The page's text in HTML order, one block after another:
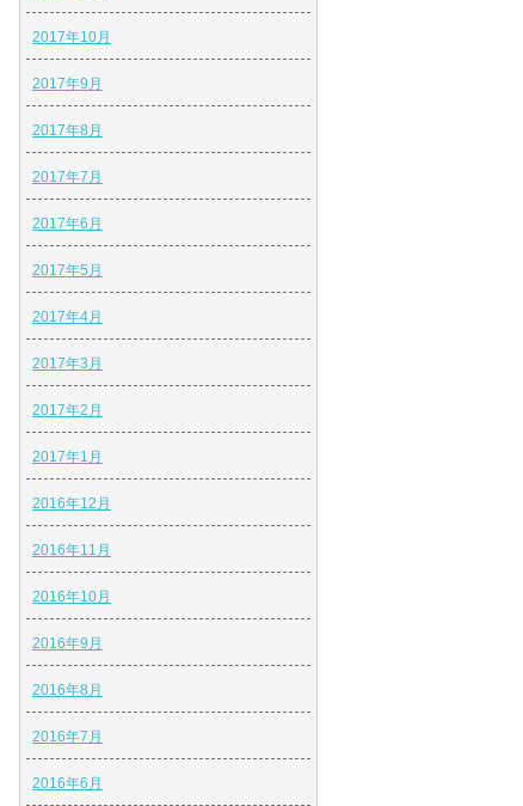
2017年10月
2017年9月
2017年8月
2017年7月
2017年6月
2017年5月
2017年4月
2017年3月
2017年2月
2017年1月
2016年12月
2016年11月
2016年10月
2016年9月
2016年8月
2016年7月
2016年6月